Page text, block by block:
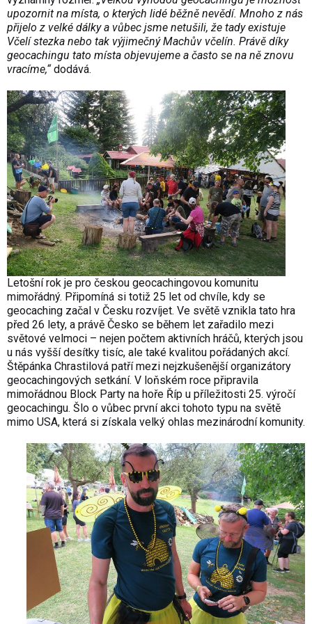
upozornit na místa, o kterých lidé běžně nevědí. Mnoho z nás
přijelo z velké dálky a vůbec jsme netušili, že tady existuje
Včelí stezka nebo tak výjimečný Machův včelín. Právě díky
geocachingu tato místa objevujeme a často se na ně znovu
vracíme,“dodává.
Letošní rok je pro českou geocachingovou komunitu
mimořádný. Připomíná si totiž 25 let od chvíle, kdy se
geocaching začal v Česku rozvíjet. Ve světě vznikla tato hra
před 26 lety, a právě Česko se během let zařadilo mezi
světové velmoci – nejen počtem aktivních hráčů, kterých jsou
u nás vyšší desítky tisíc, ale také kvalitou pořádaných akcí.
Štěpánka Chrastilová patří mezi nejzkušenější organizátory
geocachingových setkání. V loňském roce připravila
mimořádnou Block Party na hoře Říp u příležitosti 25. výročí
geocachingu. Šlo o vůbec první akci tohoto typu na světě
mimo USA, která si získala velký ohlas mezinárodní komunity.